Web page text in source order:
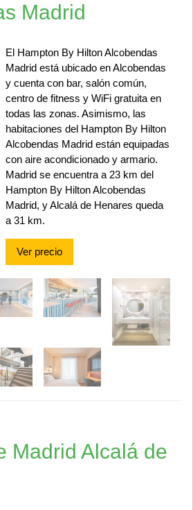
Madrid
El Hampton By Hilton Alcobendas
Madrid está ubicado en Alcobendas
y cuenta con bar, salón común,
centro de fitness y WiFi gratuita en
todas las zonas. Asimismo, las
habitaciones del Hampton By Hilton
Alcobendas Madrid están equipadas
con aire acondicionado y armario.
Madrid se encuentra a 23 km del
Hampton By Hilton Alcobendas
Madrid, y Alcalá de Henares queda
a 31 km.
Ver precio
Madrid Alcalá de